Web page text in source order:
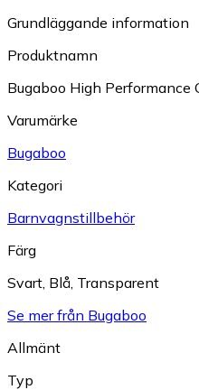
Grundläggande information
Produktnamn
Bugaboo High Performance
Varumärke
Bugaboo
Kategori
Barnvagnstillbehör
Färg
Svart Blå Transparent
Se mer från Bugaboo
Allmänt
Typ